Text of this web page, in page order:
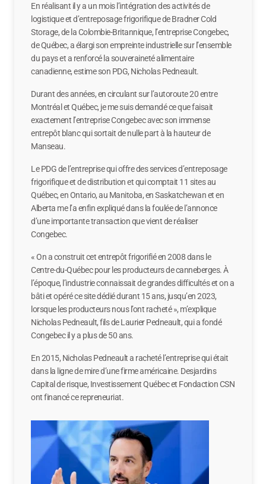
En réalisant il y a un mois l’intégration des activités de
logistique et d’entreposage frigorifique de Bradner Cold
Storage, de la Colombie-Britannique, l’entreprise Congebec,
de Québec, a élargi son empreinte industrielle sur l’ensemble
du pays et a renforcé la souveraineté alimentaire
canadienne, estime son PDG, Nicholas Pedneault.
Durant des années, en circulant sur l’autoroute 20 entre
Montréal et Québec, je me suis demandé ce que faisait
exactement l’entreprise Congebec avec son immense
entrepôt blanc qui sortait de nulle part à la hauteur de
Manseau.
Le PDG de l’entreprise qui offre des services d’entreposage
frigorifique et de distribution et qui comptait 11 sites au
Québec, en Ontario, au Manitoba, en Saskatchewan et en
Alberta me l’a enfin expliqué dans la foulée de l’annonce
d’une importante transaction que vient de réaliser
Congebec.
« On a construit cet entrepôt frigorifié en 2008 dans le
Centre-du-Québec pour les producteurs de canneberges. À
l’époque, l’industrie connaissait de grandes difficultés et on a
bâti et opéré ce site dédié durant 15 ans, jusqu’en 2023,
lorsque les producteurs nous l’ont racheté », m’explique
Nicholas Pedneault, fils de Laurier Pedneault, qui a fondé
Congebec il y a plus de 50 ans.
En 2015, Nicholas Pedneault a racheté l’entreprise qui était
dans la ligne de mire d’une firme américaine. Desjardins
Capital de risque, Investissement Québec et Fondaction CSN
ont financé ce repreneuriat.